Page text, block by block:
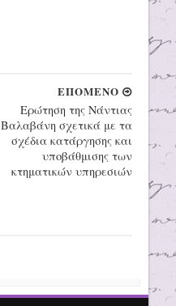
ΕΠΟΜΕΝΟ
Ερώτηση της Νάντιας
Βαλαβάνη σχετικά με τα
σχέδια κατάργησης και
υποβάθμισης των
κτηματικών υπηρεσιών